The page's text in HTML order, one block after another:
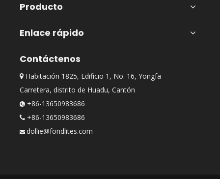
Producto
Enlace rápido
Contáctenos
 Habitación 1825, Edificio 1, No. 16, Yongfa
Carretera, distrito de Huadu, Cantón
 +86-13650983686
 +86-13650983686
 dollie@fondlites.com